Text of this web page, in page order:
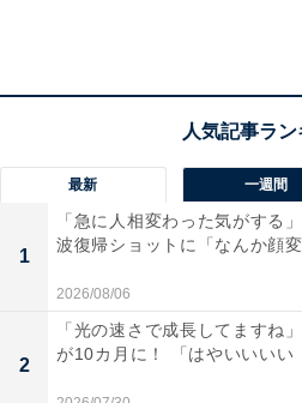
最新 一週間
1
「急に人相変わった気がする
波復帰ショットに「なんか顔
2026/08/06
2
「光の速さで成長してますね
が10カ月に！ 「はやいいい